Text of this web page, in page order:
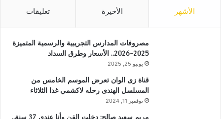
الأشهر الأخيرة تعليقات
مصروفات المدارس التجريبية والرسمية المتميزة
2025-2026.. الأسعار وطرق السداد
يونيو 25, 2025
قناة زى الوان تعرض الموسم الخامس من
المسلسل الهندى رحله لاكشمي غدا الثلاثاء
نوفمبر 11, 2024
مريم سعيد صالح: دخلت الفن وأنا عندي 37 سنة..